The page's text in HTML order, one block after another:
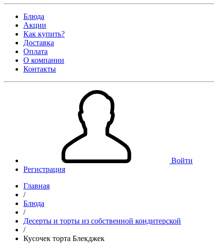
Блюда
Акции
Как купить?
Доставка
Оплата
О компании
Контакты
Войти
Регистрация
Главная
/
Блюда
/
Десерты и торты из собственной кондитерской
/
Кусочек торта Блекджек